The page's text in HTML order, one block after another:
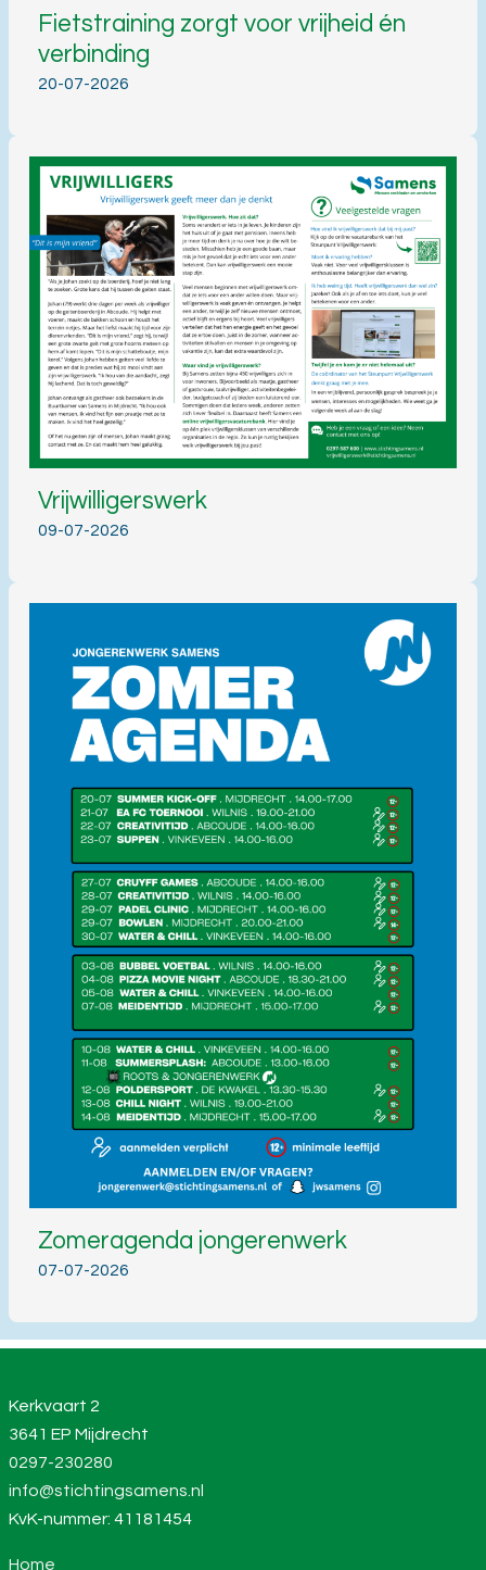
Fietstraining zorgt voor vrijheid én
verbinding
20-07-2026
Vrijwilligerswerk
09-07-2026
Zomeragenda jongerenwerk
07-07-2026
Kerkvaart 2
3641 EP Mijdrecht
0297-230280
info@stichtingsamens.nl
KvK-nummer: 41181454
Home